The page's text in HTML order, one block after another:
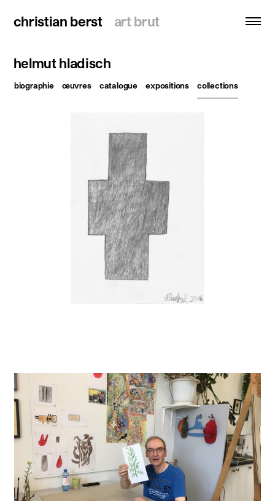
christian berst art brut
christian berst art brut
recherche
publications
ressources
français
helmut hladisch
biographie œuvres catalogue expositions collections